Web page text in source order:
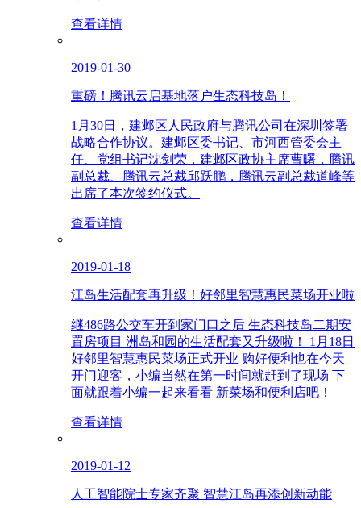
查看详情
2019-01-30
重磅！腾讯云启基地落户生态科技岛！
1月30日，建邺区人民政府与腾讯公司在深圳签署
战略合作协议。建邺区委书记、市河西管委会主
任、党组书记沈剑荣，建邺区政协主席曹曙，腾讯
副总裁、腾讯云总裁邱跃鹏，腾讯云副总裁道峰等
出席了本次签约仪式。
查看详情
2019-01-18
江岛生活配套再升级！好邻里智慧惠民菜场开业啦
继486路公交车开到家门口之后 生态科技岛二期安
置房项目 洲岛和园的生活配套又升级啦！ 1月18日
好邻里智慧惠民菜场正式开业 购好便利也在今天
开门迎客，小编当然在第一时间就赶到了现场 下
面就跟着小编一起来看看 新菜场和便利店吧！
查看详情
2019-01-12
人工智能院士专家齐聚 智慧江岛再添创新动能